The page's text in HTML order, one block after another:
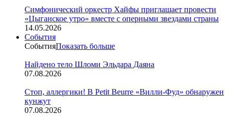
Симфонический оркестр Хайфы приглашает провести
«Цыганское утро» вместе с оперными звездами страны
14.05.2026
События
СобытияПоказать больше
Найдено тело Шломи Эльдара Даяна
07.08.2026
Стоп, аллергики! В Petit Beurre «Вилли-Фуд» обнаружен
кунжут
07.08.2026